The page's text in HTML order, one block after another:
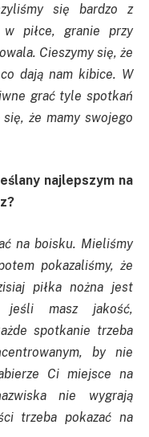
się bardzo z
piłce, granie przy
Cieszymy się, że
dają nam kibice. W
grać tyle spotkań
że mamy swojego
najlepszym na
na boisku. Mieliśmy
pokazaliśmy, że
piłka nożna jest
jeśli masz jakość,
spotkanie trzeba
by nie
Ci miejsce na
nie wygrają
trzeba pokazać na